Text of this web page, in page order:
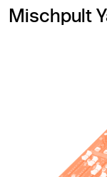
Mischpult